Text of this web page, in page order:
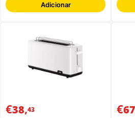
Adicionar
€38,43 €67